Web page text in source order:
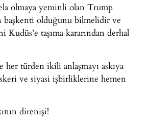
olmaya yeminli olan Trump
başkenti olduğunu bilmelidir ve
taşıma kararından derhal
her türden ikili anlaşmayı askıya
ve siyasi işbirliklerine hemen
direnişi!